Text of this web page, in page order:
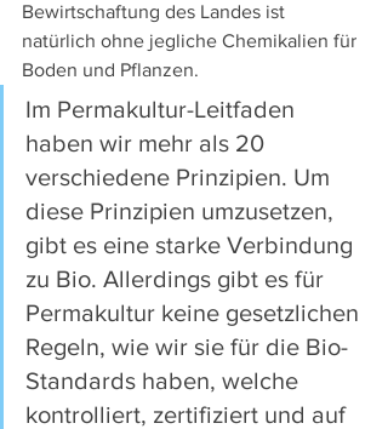
Bewirtschaftung des Landes ist
natürlich ohne jegliche Chemikalien für
Boden und Pflanzen.
Im Permakultur-Leitfaden
haben wir mehr als 20
verschiedene Prinzipien. Um
diese Prinzipien umzusetzen,
gibt es eine starke Verbindung
zu Bio. Allerdings gibt es für
Permakultur keine gesetzlichen
Regeln, wie wir sie für die Bio-
Standards haben, welche
kontrolliert, zertifiziert und auf